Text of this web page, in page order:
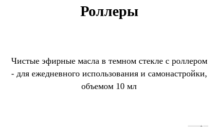
Роллеры
Чистые эфирные масла в темном стекле с роллером
- для ежедневного использования и самонастройки,
объемом 10 мл